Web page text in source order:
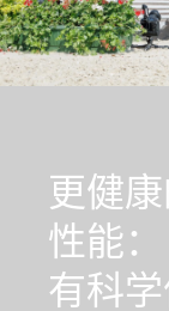
更健
性能：
有科